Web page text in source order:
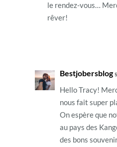
le rendez-vous…
rêver!
Bestjobersblog
Hello Tracy!
nous fait super
On espère que
au pays des
des bons